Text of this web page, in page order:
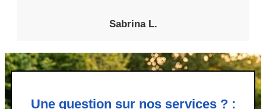
Sabrina L.
Une question sur nos services ? :